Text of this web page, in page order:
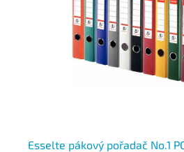
Esselte pákový pořadač No.1